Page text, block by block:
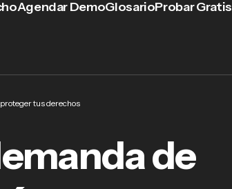
Agendar DemoGlosarioProbar Gratis
tus derechos
de